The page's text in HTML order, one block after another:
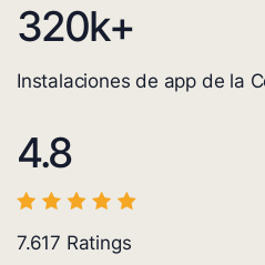
320k+
Instalaciones de app de la
4.8
7.617 Ratings